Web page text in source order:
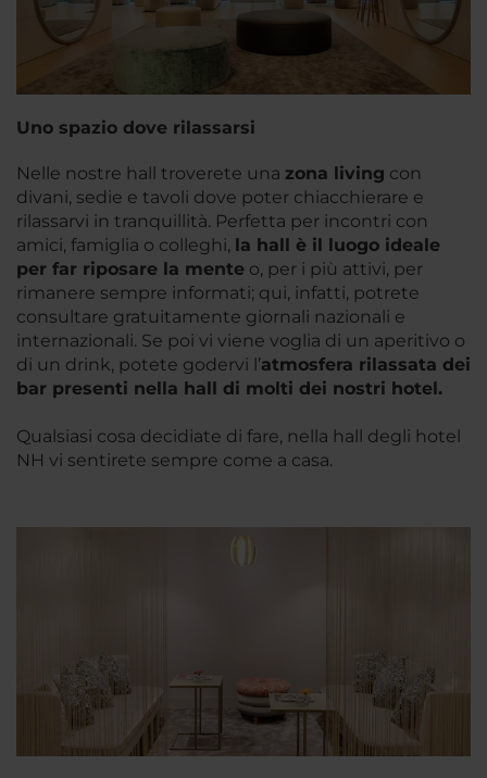
Uno spazio dove rilassarsi
Nelle nostre hall troverete una zona living con
divani, sedie e tavoli dove poter chiacchierare e
rilassarvi in tranquillità. Perfetta per incontri con
amici, famiglia o colleghi, la hall è il luogo ideale
per far riposare la mente o, per i più attivi, per
rimanere sempre informati; qui, infatti, potrete
consultare gratuitamente giornali nazionali e
internazionali. Se poi vi viene voglia di un aperitivo o
di un drink, potete godervi l’atmosfera rilassata dei
bar presenti nella hall di molti dei nostri hotel.
Qualsiasi cosa decidiate di fare, nella hall degli hotel
NH vi sentirete sempre come a casa.